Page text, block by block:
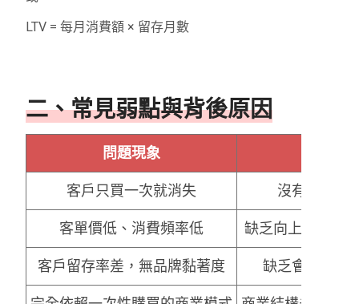
LTV = 每月消費額 × 留存月數
二、常見弱點與背後原因
問題現象
客戶只買一次就消失 沒有續購機
客單價低、消費頻率低 缺乏向上銷售（
客戶留存率差，無品牌黏著度 缺乏會員系統